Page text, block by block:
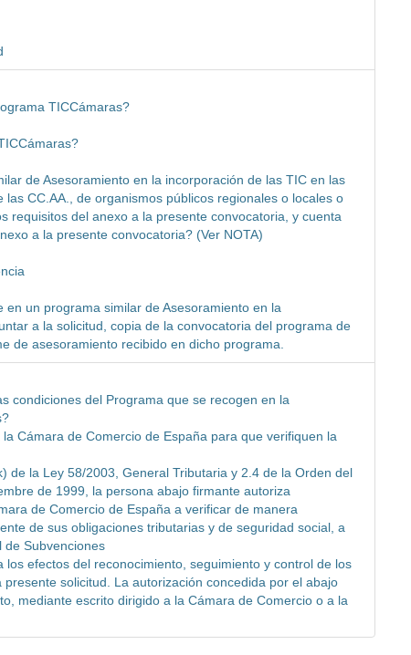
TICCámaras?
de Asesoramiento en la incorporación de las TIC en las
CC.AA., de organismos públicos regionales o locales o
requisitos del anexo a la presente convocatoria, y cuenta
a la presente convocatoria? (Ver NOTA)
un programa similar de Asesoramiento en la
a la solicitud, copia de la convocatoria del programa de
de asesoramiento recibido en dicho programa.
condiciones del Programa que se recogen en la
Cámara de Comercio de España para que verifiquen la
de la Ley 58/2003, General Tributaria y 2.4 de la Orden del
de 1999, la persona abajo firmante autoriza
de Comercio de España a verificar de manera
de sus obligaciones tributarias y de seguridad social, a
de Subvenciones
efectos del reconocimiento, seguimiento y control de los
solicitud. La autorización concedida por el abajo
mediante escrito dirigido a la Cámara de Comercio o a la